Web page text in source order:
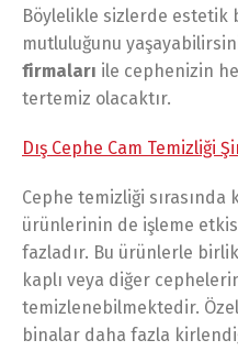
Böylelikle sizlerde estetik
mutluluğunu
firmaları ile cephenizin
tertemiz olacaktır.
Dış Cephe Cam Temizliği
Cephe temizliği sırasında
ürünlerinin de işleme
fazladır. Bu ürünlerle
kaplı veya diğer
temizlenebilmektedir.
binalar daha fazla